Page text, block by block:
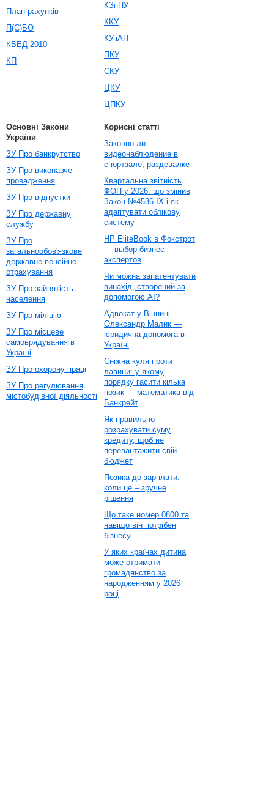
План рахунків
П(С)БО
КВЕД-2010
КП
КЗпПУ
ККУ
КУпАП
ПКУ
СКУ
ЦКУ
ЦПКУ
Основні Закони
України
ЗУ Про банкрутство
ЗУ Про виконавче
провадження
ЗУ Про відпустки
ЗУ Про державну
службу
ЗУ Про
загальнообов'язкове
державне пенсійне
страхування
ЗУ Про зайнятість
населення
ЗУ Про міліцію
ЗУ Про місцеве
самоврядування в
Україні
ЗУ Про охорону праці
ЗУ Про регулювання
містобудівної діяльності
Корисні статті
Законно ли
видеонаблюдение в
спортзале, раздевалке
Квартальна звітність
ФОП у 2026: що змінив
Закон №4536-IX і як
адаптувати облікову
систему
HP EliteBook в Фокстрот
— выбор бизнес-
экспертов
Чи можна запатентувати
винахід, створений за
допомогою AI?
Адвокат у Вінниці
Олександр Малик —
юридична допомога в
Україні
Сніжна куля проти
лавини: у якому
порядку гасити кілька
позик — математика від
Банкрейт
Як правильно
розрахувати суму
кредиту, щоб не
перевантажити свій
бюджет
Позика до зарплати:
коли це – зручне
рішення
Що таке номер 0800 та
навіщо він потрібен
бізнесу
У яких країнах дитина
може отримати
громадянство за
народженням у 2026
році